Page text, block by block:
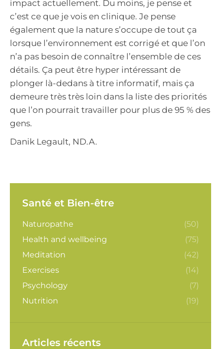
impact actuellement. Du moins, je pense et
c’est ce que je vois en clinique. Je pense
également que la nature s’occupe de tout ça
lorsque l’environnement est corrigé et que l’on
n’a pas besoin de connaître l’ensemble de ces
détails. Ça peut être hyper intéressant de
plonger là-dedans à titre informatif, mais ça
demeure très très loin dans la liste des priorités
que l’on pourrait travailler pour plus de 95 % des
gens.
Danik Legault, ND.A.
Santé et Bien-être
Naturopathe
(50)
Health and wellbeing
(75)
Meditation
(42)
Exercises
(14)
Psychology
(7)
Nutrition
(19)
Articles récents